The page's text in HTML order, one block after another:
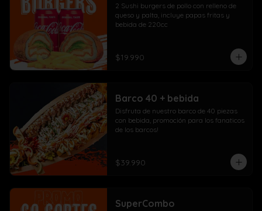
2 Sushi burgers de pollo con relleno de
queso y palta, incluye papas fritas y
bebida de 220cc
$19.990
Barco 40 + bebida
Disfruta de nuestro barco de 40 piezas
con bebida, promoción para los fanaticos
de los barcos!
$39.990
SuperCombo